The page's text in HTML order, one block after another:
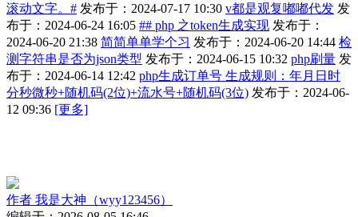
滚动文字。# 发布于：2024-07-17 10:30 v都是观复嘟嘟代发 发
布于：2024-06-24 16:05 ## php 之token生成实现 发布于：
2024-06-20 21:38 简简单单学个习 发布于：2024-06-20 14:44 检
测字符串是否为json类型 发布于：2024-06-15 10:32 php刷量 发
布于：2024-06-14 12:42 php生成订单号 生成规则：年月日时
分秒微秒+随机码(2位)+流水号+随机码(3位) 发布于：2024-06-
12 09:36 [更多]
作者 我是大神（wyy123456）